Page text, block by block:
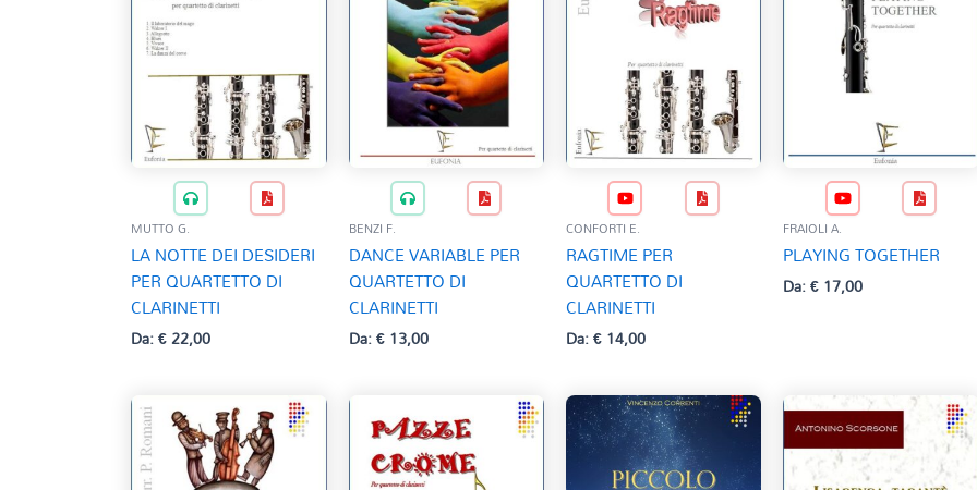
MUTTO G.
LA NOTTE DEI DESIDERI
PER QUARTETTO DI
CLARINETTI
Da:€22,00
BENZI F.
DANCE VARIABLE PER
QUARTETTO DI
CLARINETTI
Da:€13,00
CONFORTI E.
RAGTIME PER
QUARTETTO DI
CLARINETTI
Da:€14,00
FRAIOLI A.
PLAYING TOGETHER
Da:€17,00